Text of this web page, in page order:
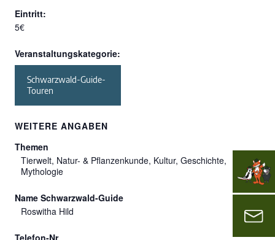
Eintritt:
5€
Veranstaltungskategorie:
Schwarzwald-Guide-
Touren
WEITERE ANGABEN
Themen
Tierwelt, Natur- & Pflanzenkunde, Kultur, Geschichte,
Mythologie
Name Schwarzwald-Guide
Roswitha Hild
Telefon-Nr